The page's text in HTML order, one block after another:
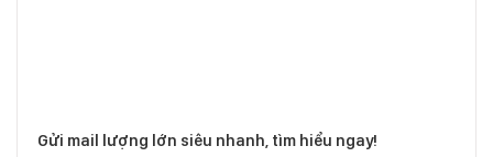
Gửi mail lượng lớn siêu nhanh, tìm hiểu ngay!